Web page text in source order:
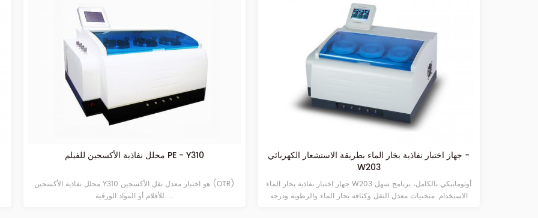
محلل نفاذية الأكسجين للفيلم PE - Y310
محلل نفاذية الأكسجين Y310 هو اختبار معدل نقل الأكسجين (OTR)
للأفلام أو المواد الورقية. ...
جهاز اختبار نفاذية بخار الماء بطريقة الاستشعار الكهربائي -
W203
جهاز اختبار نفاذية بخار الماء W203 أوتوماتيكي بالكامل، برنامج سهل
الاستخدام. منحنيات معدل النقل وكثافة بخار الماء والرطوبة ودرجة